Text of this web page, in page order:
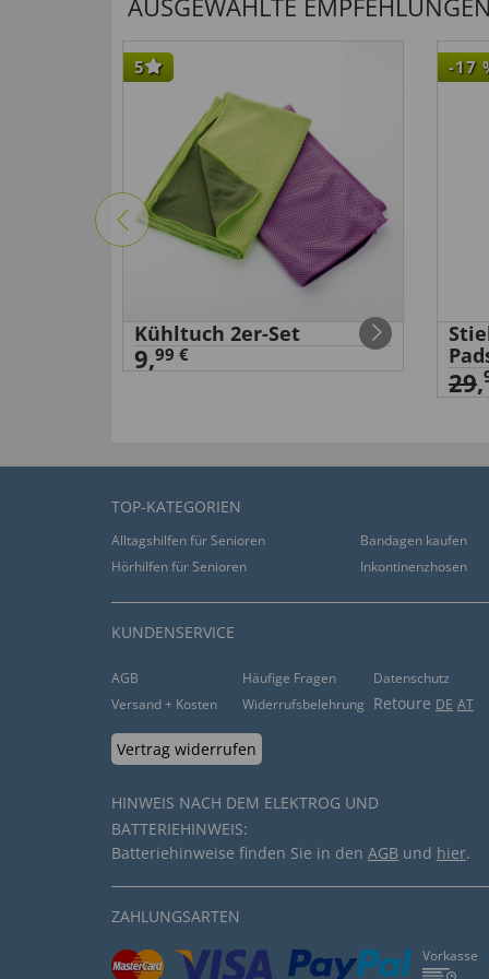
AUSGEWÄHLTE
5
Kühltuch 2er-Set
9,99 €
-17
29,
TOP-KATEGORIEN
Alltagshilfen für Senioren Bandagen kaufen
Hörhilfen für Senioren
Inkontinenzhosen
KUNDENSERVICE
AGB Häufige Fragen
Datenschutz
Versand + Kosten
Widerrufsbelehrung Retoure DE AT
Vertrag widerrufen
HINWEIS NACH DEM ELEKTROG UND
BATTERIEHINWEIS:
Batteriehinweise finden Sie in den AGB und hier.
ZAHLUNGSARTEN
Vorkasse